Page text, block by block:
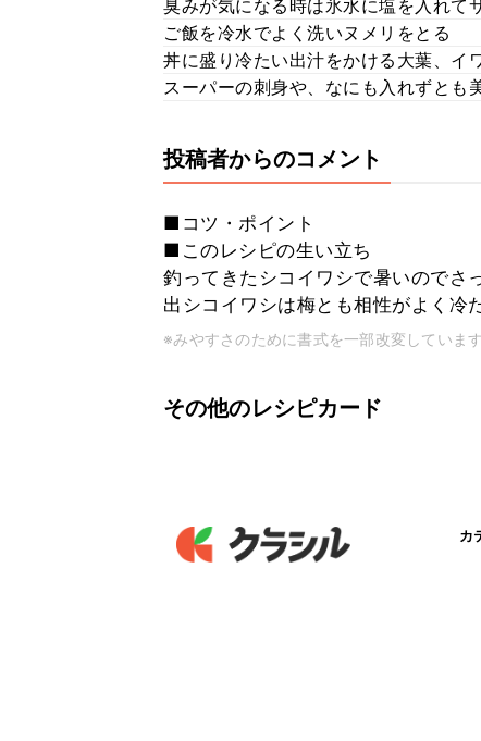
臭みが気になる時は氷水に塩を入れて
ご飯を冷水でよく洗いヌメリをとる
丼に盛り冷たい出汁をかける大葉、イ
スーパーの刺身や、なにも入れずとも
投稿者からのコメント
■コツ・ポイント
■このレシピの生い立ち
釣ってきたシコイワシで暑いのでさ
出シコイワシは梅とも相性がよく冷
※みやすさのために書式を一部改変しています
その他のレシピカード
カ